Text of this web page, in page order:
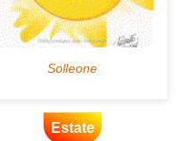
Estate